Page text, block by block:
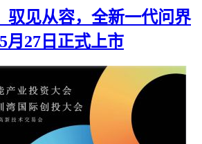
驭见从容，全新一代问界
月27日正式上市